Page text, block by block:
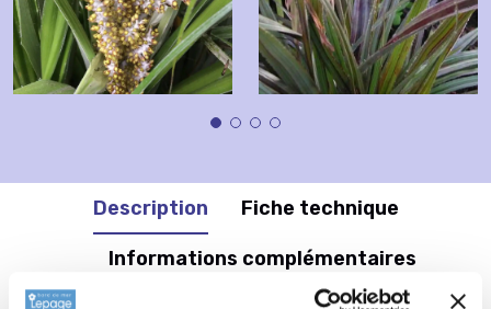
Description Fiche technique
Informations complémentaires